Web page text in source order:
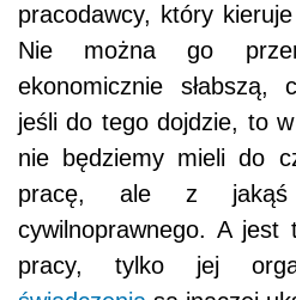
pracodawcy, który
Nie można go
ekonomicznie słabszą,
jeśli do tego dojdzie, to
nie będziemy mieli do
pracę, ale z jakąś
cywilnoprawnego. A jest
pracy, tylko jej